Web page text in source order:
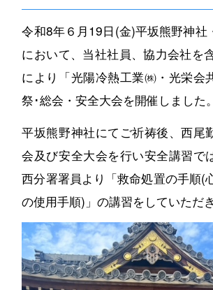
令和8年６月19日(金)平坂熊野神社
において、当社社員、協力会社を
により「光陽冷熱工業㈱・光栄会
祭･総会・安全大会を開催しました。
平坂熊野神社にてご祈祷後、西尾
会及び安全大会を行い安全講習で
西分署署員より「救命処置の手順(
の使用手順)」の講習をしていただ